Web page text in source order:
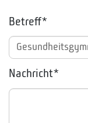
Betreff*
Nachricht*